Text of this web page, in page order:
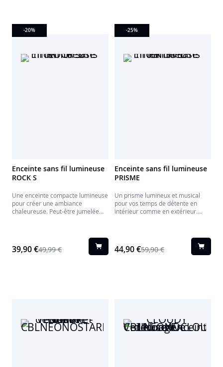
-20%
Enceinte sans fil lumineuse
ROCK S
Une enceinte compacte lumineuse
pour créer une ambiance
chaleureuse. Peut-être jumelée
49,99 €
39,90 €
-25%
Enceinte sans fil lumineuse
PRISME
Un prisme lumineux et musical
pour vos temps de détente en
intérieur comme en extérieur.
59,90 €
44,90 €